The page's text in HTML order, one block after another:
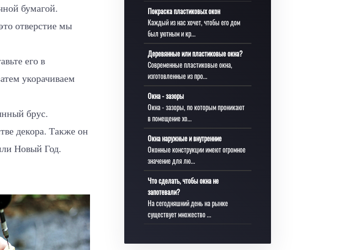
бумагой.
отверстие мы
его в
укорачиваем
брус.
декора. Также он
Новый Год.
Покраска пластиковых окон
Каждый из нас хочет, чтобы его дом
был уютным и кр...
Деревянные или пластиковые окна?
Современные пластиковые окна,
изготовленные из про...
Окна - зазоры
Окна - зазоры, по которым проникают
в помещение хо...
Окна наружные и внутренние
Оконные конструкции имеют огромное
значение для лю...
Что сделать, чтобы окна не
запотевали?
На сегодняшний день на рынке
существует множество ...